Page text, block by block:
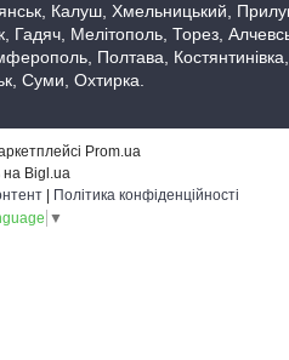
Калуш, Хмельницький,
Мелітополь, Торез,
Полтава,
Суми, Охтирка.
Prom.ua
на Bigl.ua
Політика конфіденційності
▼